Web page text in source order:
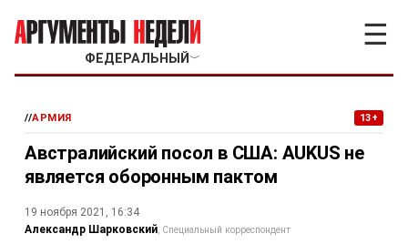
ФЕДЕРАЛЬНЫЙ ﹀
☰
//АРМИЯ 13+
Австралийский посол в США: AUKUS не
является оборонным пактом
19 ноября 2021, 16:34
Александр Шарковский Специальный корреспондент